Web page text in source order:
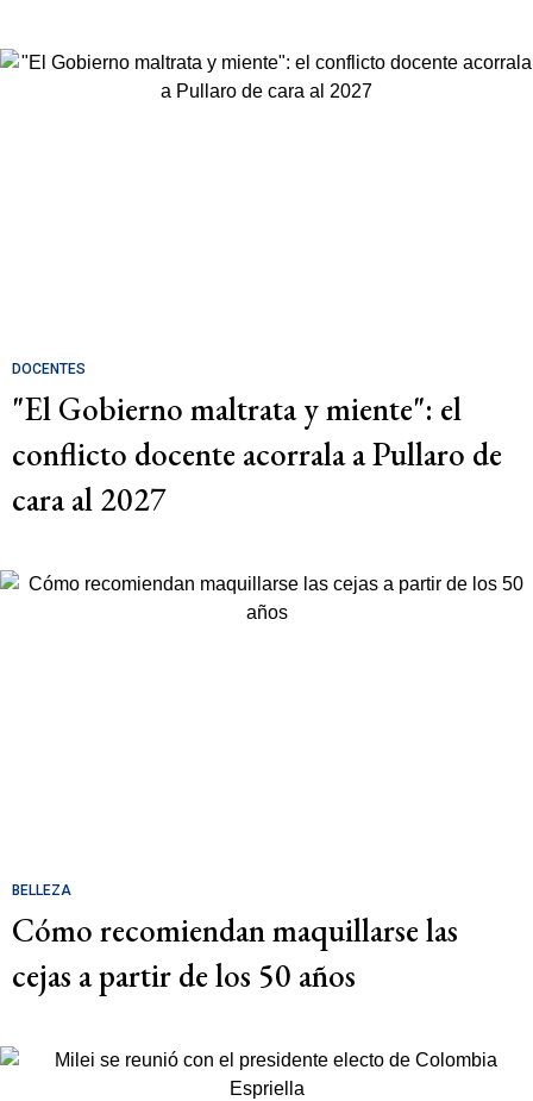
DOCENTES
"El Gobierno maltrata y miente": el
conflicto docente acorrala a Pullaro de
cara al 2027
BELLEZA
Cómo recomiendan maquillarse las
cejas a partir de los 50 años